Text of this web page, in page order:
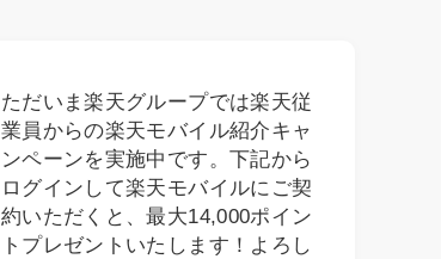
ただいま楽天グループでは楽天従
業員からの楽天モバイル紹介キャ
ンペーンを実施中です。下記から
ログインして楽天モバイルにご契
約いただくと、最大14,000ポイン
トプレゼントいたします！よろし